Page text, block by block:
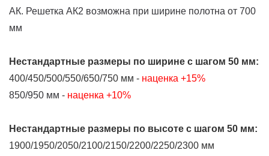
АК. Решетка АК2 возможна при ширине полотна от 700
мм
Нестандартные размеры по ширине с шагом 50 мм:
400/450/500/550/650/750 мм - наценка +15%
850/950 мм - наценка +10%
Нестандартные размеры по высоте с шагом 50 мм:
1900/1950/2050/2100/2150/2200/2250/2300 мм